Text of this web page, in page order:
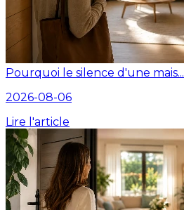
Pourquoi le silence d'une mais...
2026-08-06
Lire l'article